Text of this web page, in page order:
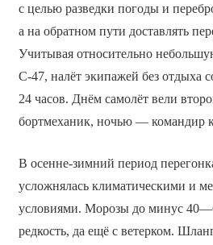
с целью разведки погоды и
а на обратном пути доставлять
Учитывая относительно
С-47, налёт экипажей без отдыха
24 часов. Днём самолёт вели
бортмеханик, ночью ― командир
В осенне-зимний период
усложнялась климатическими и
условиями. Морозы до минус
редкость, да ещё с ветерком.